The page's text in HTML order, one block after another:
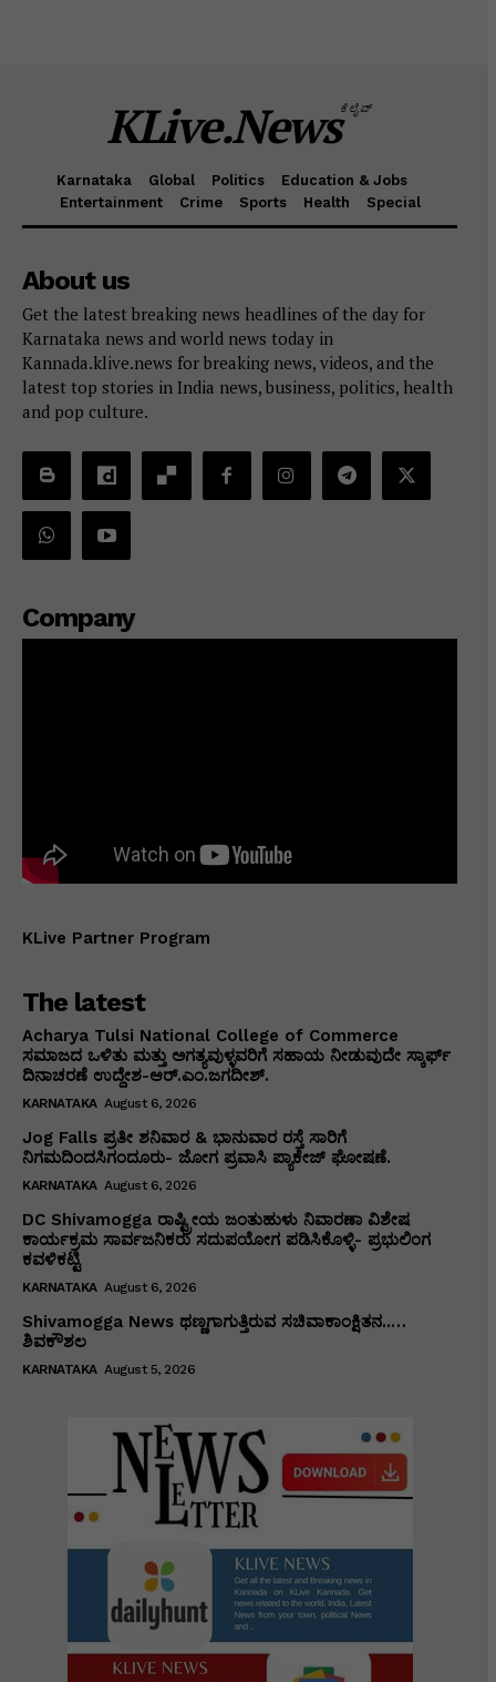
KLive.Newsಕೆಲೈವ್
Karnataka Global Politics
Education & Jobs
Entertainment
Crime Sports Health Special
About us
Get the latest breaking news headlines of the day for
Karnataka news and world news today in
Kannada.klive.news for breaking news, videos, and the
latest top stories in India news, business, politics, health
and pop culture.
Company
KLive Partner Program
The latest
Acharya Tulsi National College of Commerce
ಸಮಾಜದ ಒಳಿತು ಮತ್ತು ಅಗತ್ಯವುಳ್ಳವರಿಗೆ ಸಹಾಯ ನೀಡುವುದೇ ಸ್ಕಾರ್ಫ್
ದಿನಾಚರಣೆ ಉದ್ದೇಶ-ಆರ್.ಎಂ.ಜಗದೀಶ್.
KARNATAKA August 6, 2026
Jog Falls ಪ್ರತೀ ಶನಿವಾರ & ಭಾನುವಾರ ರಸ್ತೆ ಸಾರಿಗೆ
ನಿಗಮದಿಂದಸಿಗಂದೂರು- ಜೋಗ ಪ್ರವಾಸಿ ಪ್ಯಾಕೇಜ್ ಘೋಷಣೆ.
KARNATAKA August 6, 2026
DC Shivamogga ರಾಷ್ಟ್ರೀಯ ಜಂತುಹುಳು ನಿವಾರಣಾ ವಿಶೇಷ
ಕಾರ್ಯಕ್ರಮ ಸಾರ್ವಜನಿಕರು ಸದುಪಯೋಗ ಪಡಿಸಿಕೊಳ್ಳಿ- ಪ್ರಭುಲಿಂಗ
ಕವಳಿಕಟ್ಟಿ
KARNATAKA August 6, 2026
Shivamogga News ಥಣ್ಣಗಾಗುತ್ತಿರುವ ಸಚಿವಾಕಾಂಕ್ಷಿತನ..…
ಶಿವಕೌಶಲ
KARNATAKA August 5, 2026